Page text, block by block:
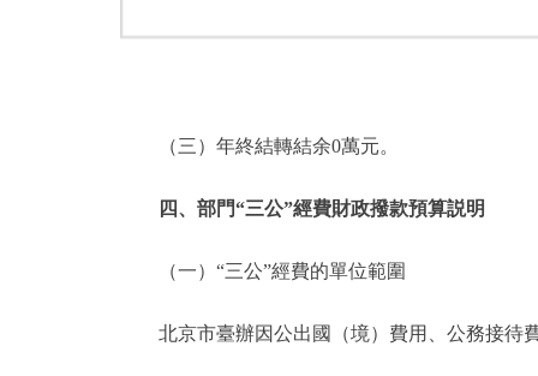
（三）年終結轉結余0萬元。
四、部門“三公”經費財政撥款預算説明
（一）“三公”經費的單位範圍
北京市臺辦因公出國（境）費用、公務接待